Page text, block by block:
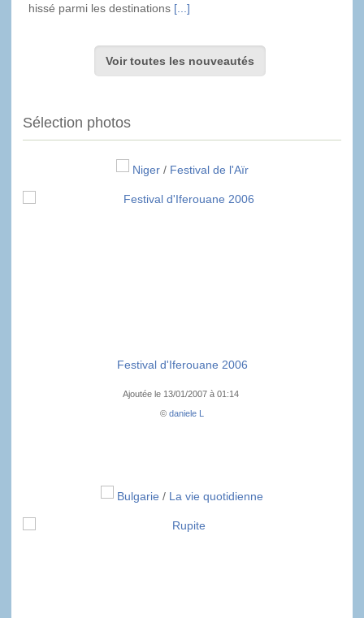
hissé parmi les destinations [...]
Voir toutes les nouveautés
Sélection photos
Niger/ Festival de l'Aïr
Festival d'Iferouane 2006
Ajoutée le 13/01/2007 à 01:14
© daniele L
Bulgarie / La vie quotidienne